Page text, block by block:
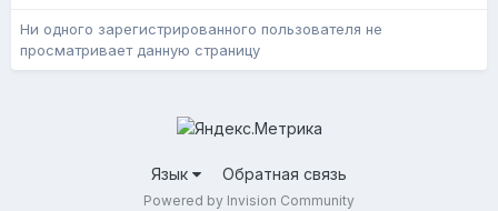
Ни одного зарегистрированного пользователя не
просматривает данную страницу
Язык Обратная связь
Powered by Invision Community